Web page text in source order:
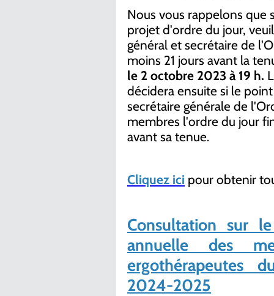
Nous vous rappelons que
projet d'ordre du jour,
général et secrétaire de
moins 21 jours avant la
le 2 octobre 2023 à 19 h.
décidera ensuite si le
secrétaire générale de
membres l'ordre du jour
avant sa tenue.
Cliquez ici pour obtenir
Consultation sur
annuelle des
ergothérapeutes
2024-2025